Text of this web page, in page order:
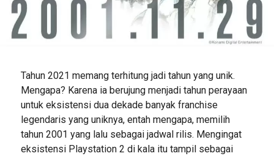
Tahun 2021 memang terhitung jadi tahun yang unik.
Mengapa? Karena ia berujung menjadi tahun perayaan
untuk eksistensi dua dekade banyak franchise
legendaris yang uniknya, entah mengapa, memilih
tahun 2001 yang lalu sebagai jadwal rilis. Mengingat
eksistensi Playstation 2 di kala itu tampil sebagai